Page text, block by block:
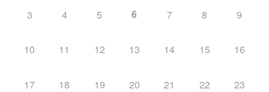
3 4 5 6 7 8 9
10 11 12 13 14 15 16
17 18 19 20 21 22 23